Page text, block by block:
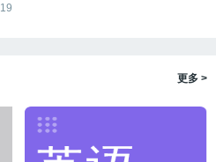
19
更多 >